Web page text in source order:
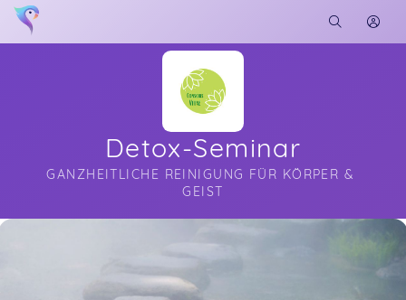
Detox-Seminar
GANZHEITLICHE REINIGUNG FÜR KÖRPER &
GEIST